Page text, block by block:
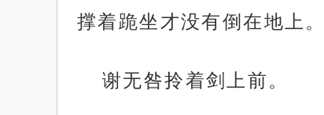
撑着跪坐才没有倒在地上。
谢无咎拎着剑上前。